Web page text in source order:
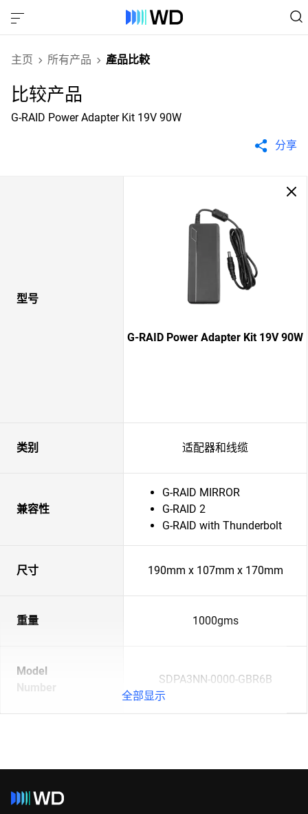
主页 所有产品 產品比較
比较产品
G-RAID Power Adapter Kit 19V 90W
分享
型号
G-RAID Power Adapter Kit 19V 90W
类别 适配器和线缆
兼容性
G-RAID MIRROR
G-RAID 2
G-RAID with Thunderbolt
尺寸 190mm x 107mm x 170mm
重量 1000gms
Model
Number
SDPA3NN-0000-GBR6B
全部显示